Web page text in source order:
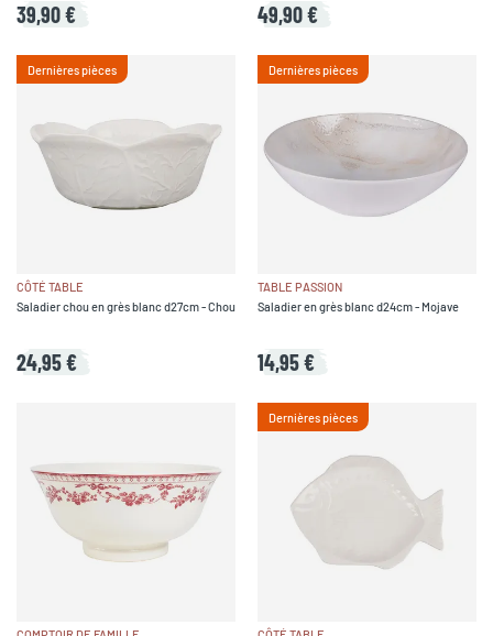
39,90 € 49,90 €
Dernières pièces
CÔTÉ TABLE
Saladier chou en grès blanc d27cm - Chou
24,95 €
Dernières pièces
TABLE PASSION
Saladier en grès blanc d24cm - Mojave
14,95 €
Dernières pièces